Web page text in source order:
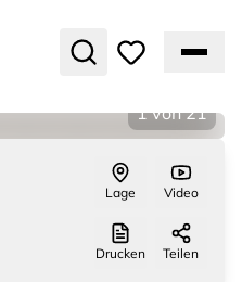
1 von 21
Lage Video
Drucken Teilen